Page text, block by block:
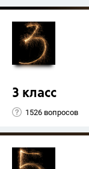
3 класс
1526 вопросов